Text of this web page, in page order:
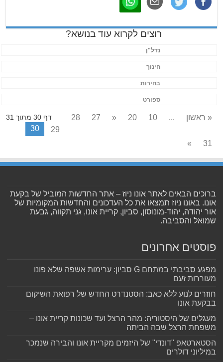
רוצים לקרוא עוד בנושא?
נדל"ן
חינוך
בחירות
ספורט
דף 30 מתוך 31 « ראשון ...
10
20
«
27
28
29
30
31
»
ברוכים הבאים לאתר אונו ניוז – אתר החדשות המוביל של בקעת
אונו. באונו ניוז תמצאו את כל העדכונים והחדשות המקומיות של
אור יהודה, יהוד-מונוסון, סביון, קריית אונו, גני תקווה, גבעת
שמואל והסביבה.
פוסטים אחרונים
מפגע סביבתי במתחם G סביון: ערימות אשפה שלא פונו
מעוררות זעם
חוזרים לנוע ללא כאב: הסטנדרט החדש של רפואת השיקום
בבקעת אונו
מעגלים של היסטוריה: מהר הרצל ועד שכונות קריית אונו –
משפחת הרצל שבה הביתה
הסטארטאפ "דונדי" של היזמים מקריית אונו והבירה שנמכר
במיליוני דולרים